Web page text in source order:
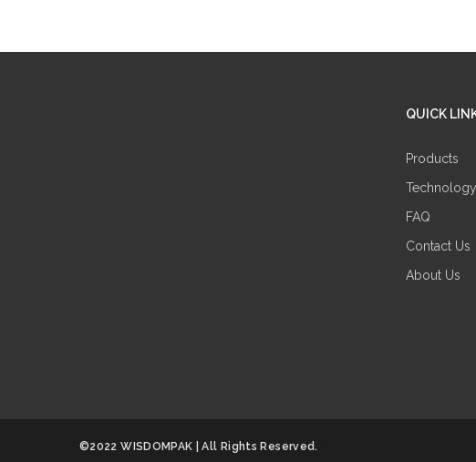
QUICK
Products
Technology
FAQ
Contact Us
About Us
©2022 WISDOMPAK | All Rights Reserved.